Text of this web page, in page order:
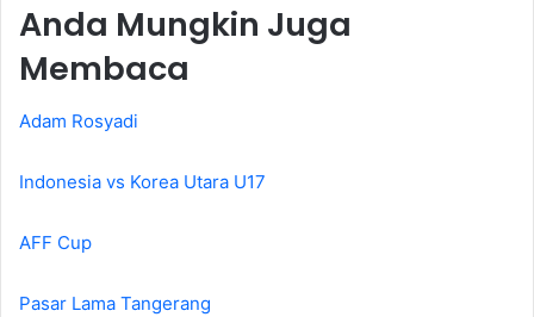
Anda Mungkin Juga
Membaca
Adam Rosyadi
Indonesia vs Korea Utara U17
AFF Cup
Pasar Lama Tangerang